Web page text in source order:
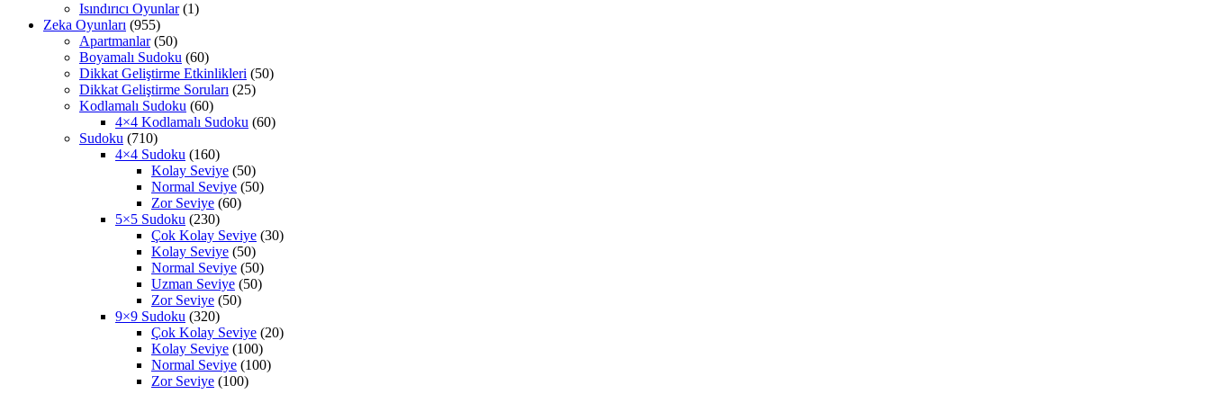
Isındırıcı Oyunlar(1)
Zeka Oyunları (955)
Apartmanlar(50)
Boyamalı Sudoku (60)
Dikkat Geliştirme Etkinlikleri (50)
Dikkat Geliştirme Soruları (25)
Kodlamalı Sudoku (60)
4×4 Kodlamalı Sudoku (60)
Sudoku (710)
4×4 Sudoku (160)
Kolay Seviye (50)
Normal Seviye (50)
Zor Seviye (60)
5×5 Sudoku (230)
Çok Kolay Seviye (30)
Kolay Seviye (50)
Normal Seviye (50)
Uzman Seviye (50)
Zor Seviye (50)
9×9 Sudoku (320)
Çok Kolay Seviye (20)
Kolay Seviye (100)
Normal Seviye (100)
Zor Seviye (100)